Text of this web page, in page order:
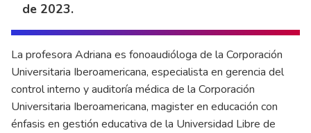
de 2023.
La profesora Adriana es fonoaudióloga de la Corporación
Universitaria Iberoamericana, especialista en gerencia del
control interno y auditoría médica de la Corporación
Universitaria Iberoamericana, magister en educación con
énfasis en gestión educativa de la Universidad Libre de